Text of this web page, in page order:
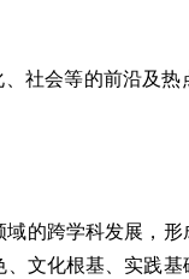
社会等的前沿及
的跨学科发展，
文化根基、实践